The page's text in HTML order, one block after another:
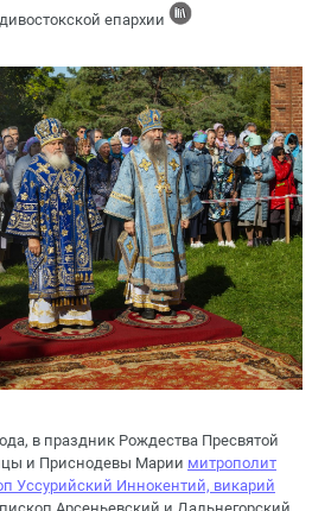
епархии
в праздник Рождества Пресвятой
и Приснодевы Марии митрополит
Уссурийский Иннокентий, викарий